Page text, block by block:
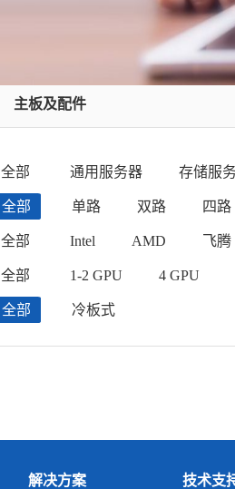
主板及配件
全部 通用服务器 存储服
全部 单路 双路 四路
全部 Intel AMD 飞腾
全部 1-2 GPU 4 GPU
全部 冷板式
解决方案 技术支